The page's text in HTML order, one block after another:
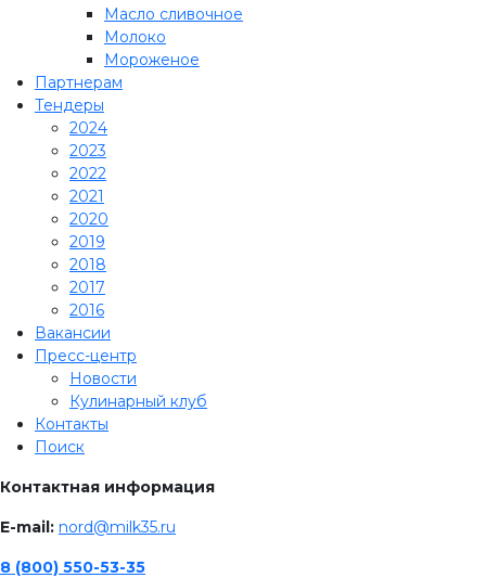
Масло сливочное
Молоко
Мороженое
Партнерам
Тендеры
2024
2023
2022
2021
2020
2019
2018
2017
2016
Вакансии
Пресс-центр
Новости
Кулинарный клуб
Контакты
Поиск
Контактная информация
E-mail: nord@milk35.ru
8 (800) 550-53-35